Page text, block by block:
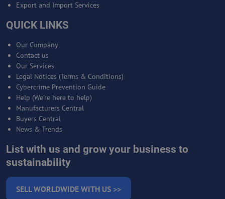
Export and Import Services
QUICK LINKS
Our Company
Contact us
Our Services
Legal Notices (Terms & Conditions)
Cybercrime Prevention Guide
Help (We're here to help)
Manufacturers Central
Buyers Central
News & Trends
List with us and grow your business to
sustainability
SELL WORLDWIDE WITH US >>